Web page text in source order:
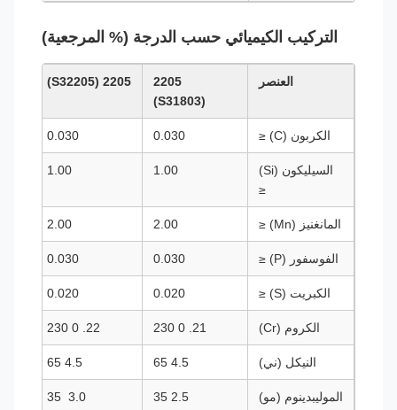
التركيب الكيميائي حسب الدرجة (% المرجعية)
العنصر
2205
(S31803)
2205 (S32205)
الكربون (C) ≤ 0.030
0.030
السيليكون (Si)
≤
1.00
1.00
المانغنيز (Mn) ≤ 2.00
2.00
الفوسفور (P) ≤ 0.030
0.030
الكبريت (S) ≤ 0.020
0.020
الكروم (Cr) 21. 0 230
22. 0 230
النيكل (ني) 4.5 65
4.5 65
الموليبدينوم (مو) 2.5 35
3.0 ️ 35